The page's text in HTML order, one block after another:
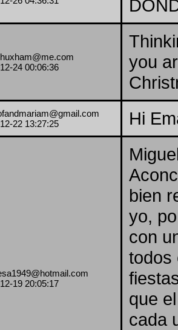
24 00:06:36
you
22 13:27:25
Hi
19 20:05:17
bien
yo,
con
todos
que
cada